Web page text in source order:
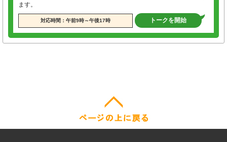
ます。
対応時間：午前9時～午後17時 トークを開始